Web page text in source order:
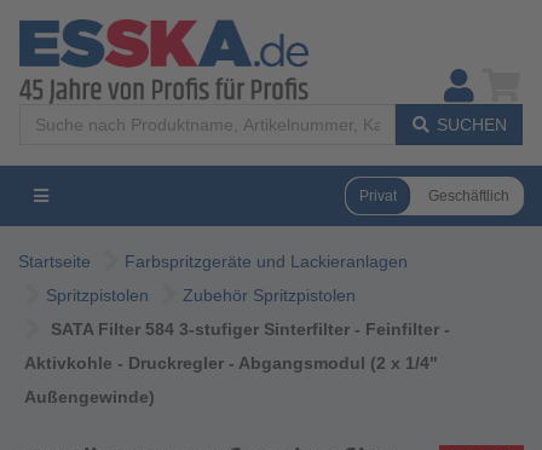
SUCHEN
Privat Geschäftlich
Startseite
Farbspritzgeräte und Lackieranlagen
Spritzpistolen
Zubehör Spritzpistolen
SATA Filter 584 3-stufiger Sinterfilter - Feinfilter -
Aktivkohle - Druckregler - Abgangsmodul (2 x 1/4"
Außengewinde)